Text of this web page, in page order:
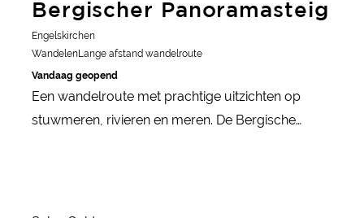
Bergischer Panoramasteig
Engelskirchen
WandelenLange afstand wandelroute
Vandaag geopend
Een wandelroute met prachtige uitzichten op
stuwmeren, rivieren en meren. De Bergische
stuwmeren van Europa!